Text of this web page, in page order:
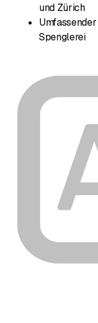
und Zürich
Spenglerei